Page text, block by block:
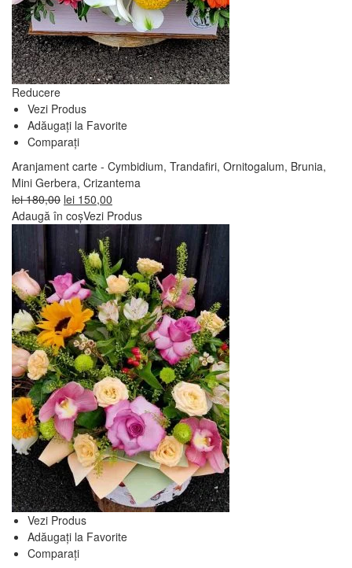
Reducere
Vezi Produs
Adăugați la Favorite
Comparați
Aranjament carte - Cymbidium, Trandafiri, Ornitogalum, Brunia,
Mini Gerbera, Crizantema
lei180,00 Prețul
inițial
fost:
lei 180,00.
lei 150,00
curent
este:
lei 150,00.
Adaugă în coșVezi Produs
Vezi Produs
Adăugați la Favorite
Comparați